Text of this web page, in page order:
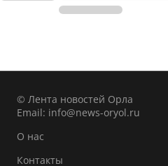
© Лента новостей Орла
Email: info@news-oryol.ru
О нас
Контакты